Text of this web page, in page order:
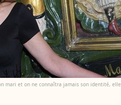
mari et on ne connaîtra jamais son identité, elle